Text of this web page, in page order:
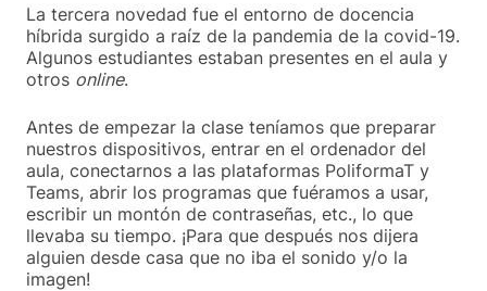
La tercera novedad fue el entorno de docencia
híbrida surgido a raíz de la pandemia de la covid-19.
Algunos estudiantes estaban presentes en el aula y
otros online.
Antes de empezar la clase teníamos que preparar
nuestros dispositivos, entrar en el ordenador del
aula, conectarnos a las plataformas PoliformaT y
Teams, abrir los programas que fuéramos a usar,
escribir un montón de contraseñas, etc., lo que
llevaba su tiempo. ¡Para que después nos dijera
alguien desde casa que no iba el sonido y/o la
imagen!